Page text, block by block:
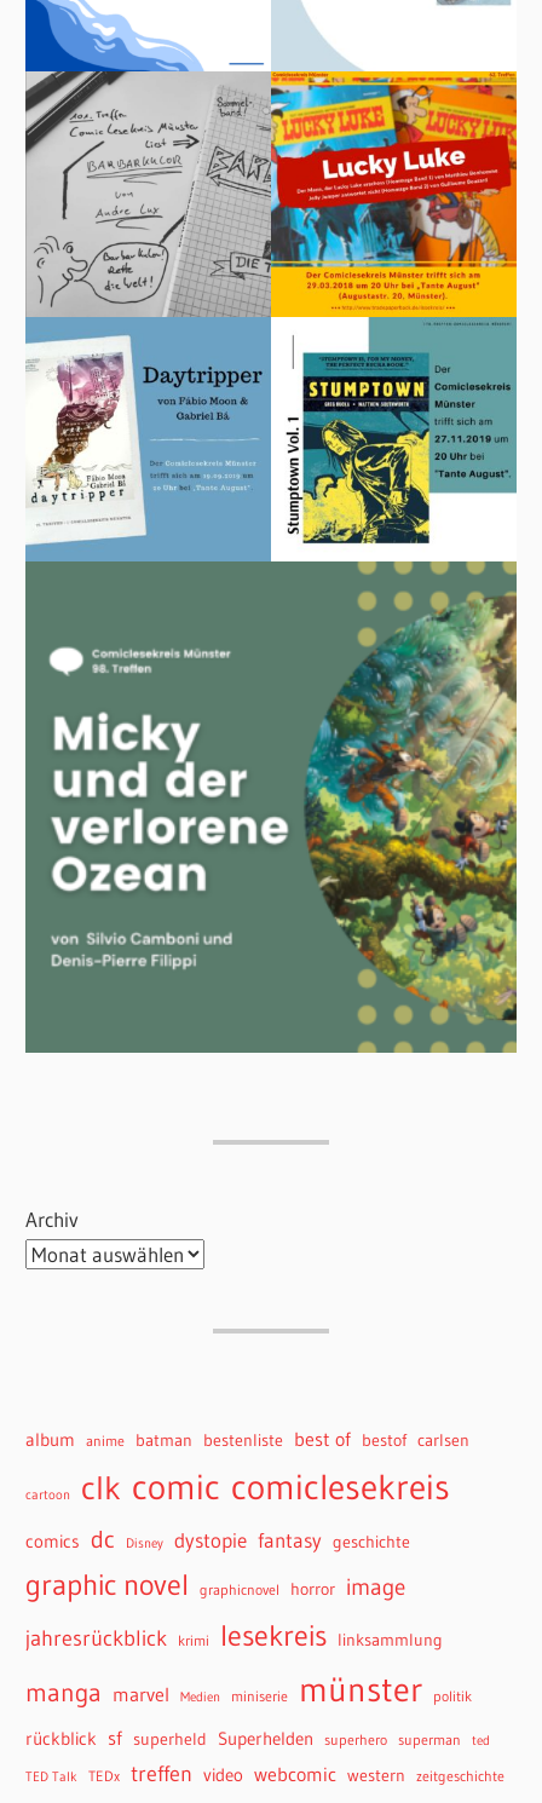
Archiv
album anime batman bestenliste best of bestof carlsen
cartoon clk comic comiclesekreis
comics dc Disney dystopie fantasy geschichte
graphic novel graphicnovel horror image
jahresrückblick krimi lesekreis linksammlung
manga marvel Medien miniserie münster politik
rückblick sf superheld Superhelden superhero superman ted
TED Talk TEDx treffen video webcomic western zeitgeschichte